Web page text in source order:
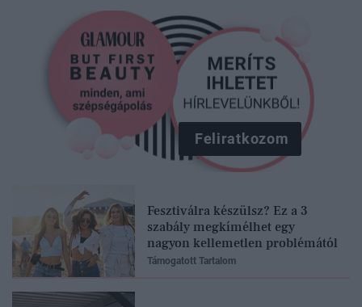
Feliratkozom
Fesztiválra készülsz? Ez a 3
szabály megkímélhet egy
nagyon kellemetlen problémától
Támogatott Tartalom